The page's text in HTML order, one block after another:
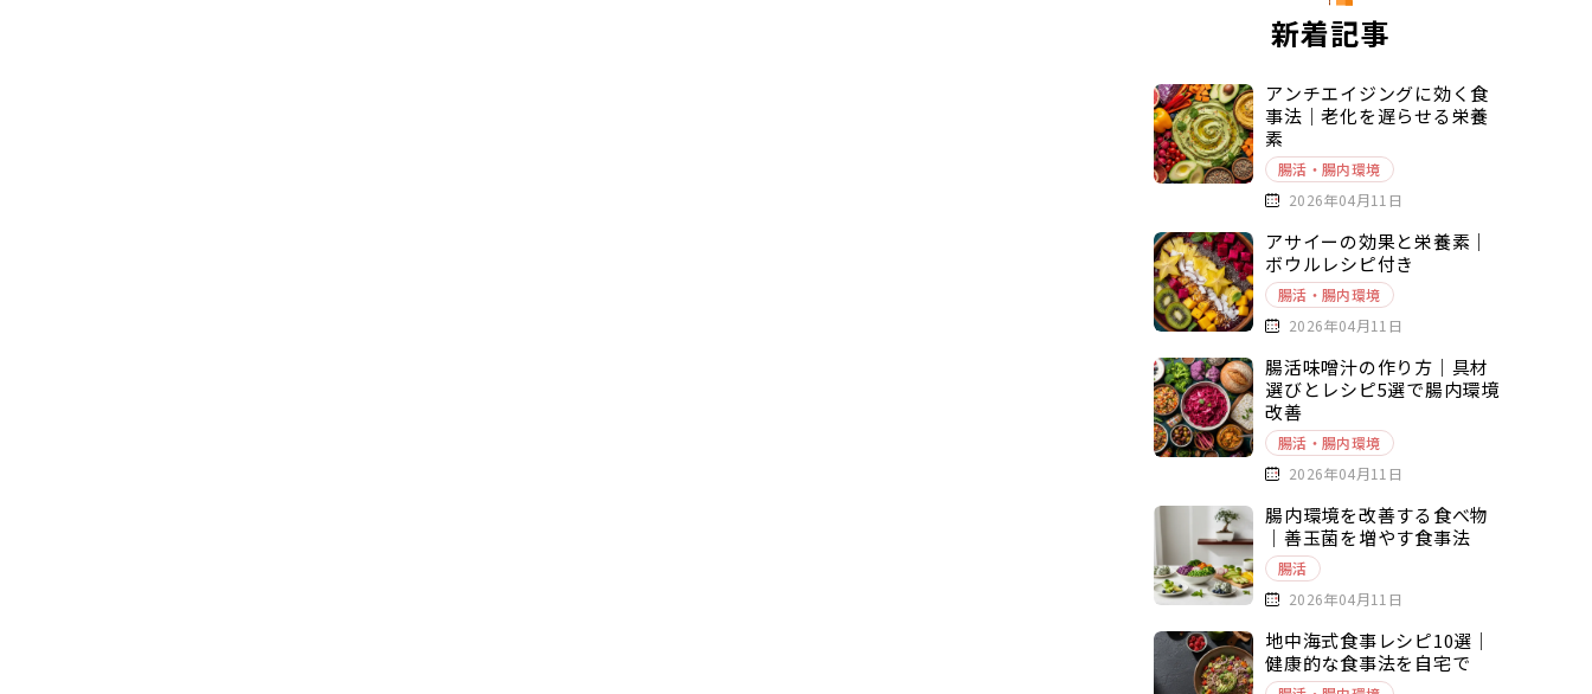
新着記事
アンチエイジングに効く食
事法｜老化を遅らせる栄養
素
腸活・腸内環境
2026年04月11日
アサイーの効果と栄養素｜
ボウルレシピ付き
腸活・腸内環境
2026年04月11日
腸活味噌汁の作り方｜具材
選びとレシピ5選で腸内環境
改善
腸活・腸内環境
2026年04月11日
腸内環境を改善する食べ物
｜善玉菌を増やす食事法
腸活
2026年04月11日
地中海式食事レシピ10選｜
健康的な食事法を自宅で